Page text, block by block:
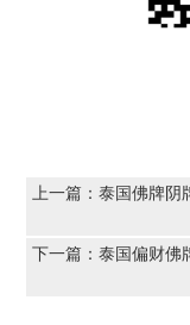
上一篇：泰国佛牌阴
下一篇：泰国偏财佛